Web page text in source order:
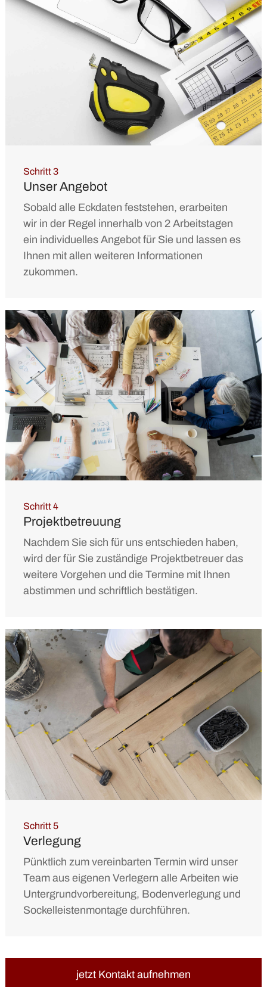
Schritt 3
Unser Angebot
Sobald alle Eckdaten feststehen, erarbeiten
wir in der Regel innerhalb von 2 Arbeitstagen
ein individuelles Angebot für Sie und lassen es
Ihnen mit allen weiteren Informationen
zukommen.
Schritt 4
Projektbetreuung
Nachdem Sie sich für uns entschieden haben,
wird der für Sie zuständige Projektbetreuer das
weitere Vorgehen und die Termine mit Ihnen
abstimmen und schriftlich bestätigen.
Schritt 5
Verlegung
Pünktlich zum vereinbarten Termin wird unser
Team aus eigenen Verlegern alle Arbeiten wie
Untergrundvorbereitung, Bodenverlegung und
Sockelleistenmontage durchführen.
jetzt Kontakt aufnehmen